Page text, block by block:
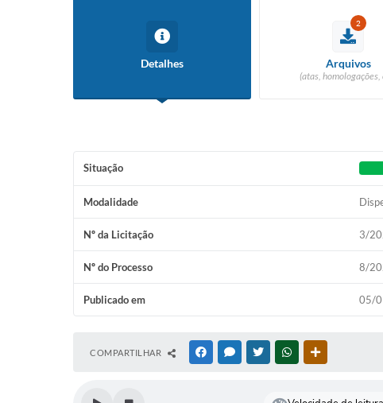
Detalhes
2
Arquivos
(atas, homologações,
Situação
Modalidade
Nº da Licitação 3/
Nº do Processo 8/
Publicado em 05/
COMPARTILHAR FACEBOOKMESSENGER
TWITTERWHATSAPP